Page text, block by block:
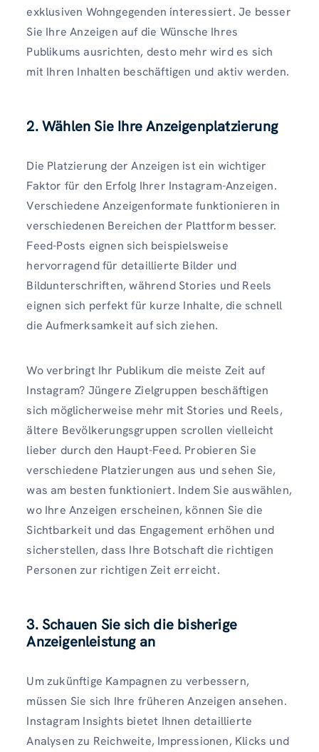
exklusiven Wohngegenden interessiert. Je besser
Sie Ihre Anzeigen auf die Wünsche Ihres
Publikums ausrichten, desto mehr wird es sich
mit Ihren Inhalten beschäftigen und aktiv werden.
2. Wählen Sie Ihre Anzeigenplatzierung
Die Platzierung der Anzeigen ist ein wichtiger
Faktor für den Erfolg Ihrer Instagram-Anzeigen.
Verschiedene Anzeigenformate funktionieren in
verschiedenen Bereichen der Plattform besser.
Feed-Posts eignen sich beispielsweise
hervorragend für detaillierte Bilder und
Bildunterschriften, während Stories und Reels
eignen sich perfekt für kurze Inhalte, die schnell
die Aufmerksamkeit auf sich ziehen.
Wo verbringt Ihr Publikum die meiste Zeit auf
Instagram? Jüngere Zielgruppen beschäftigen
sich möglicherweise mehr mit Stories und Reels,
ältere Bevölkerungsgruppen scrollen vielleicht
lieber durch den Haupt-Feed. Probieren Sie
verschiedene Platzierungen aus und sehen Sie,
was am besten funktioniert. Indem Sie auswählen,
wo Ihre Anzeigen erscheinen, können Sie die
Sichtbarkeit und das Engagement erhöhen und
sicherstellen, dass Ihre Botschaft die richtigen
Personen zur richtigen Zeit erreicht.
3. Schauen Sie sich die bisherige
Anzeigenleistung an
Um zukünftige Kampagnen zu verbessern,
müssen Sie sich Ihre früheren Anzeigen ansehen.
Instagram Insights bietet Ihnen detaillierte
Analysen zu Reichweite, Impressionen, Klicks und